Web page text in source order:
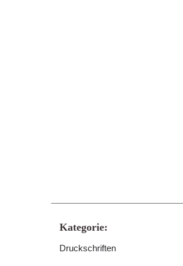
Kategorie:
Druckschriften